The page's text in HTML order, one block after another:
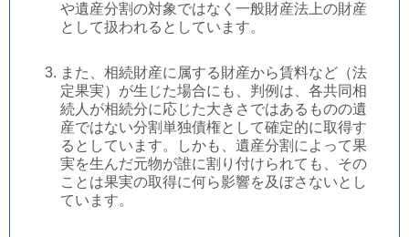
や遺産分割の対象ではなく一般財産法上の財産
として扱われるとしています。
また、相続財産に属する財産から賃料など（法
定果実）が生じた場合にも、判例は、各共同相
続人が相続分に応じた大きさではあるものの遺
産ではない分割単独債権として確定的に取得す
るとしています。しかも、遺産分割によって果
実を生んだ元物が誰に割り付けられても、その
ことは果実の取得に何ら影響を及ぼさないとし
ています。